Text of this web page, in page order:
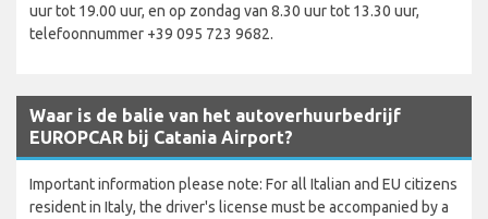
uur tot 19.00 uur, en op zondag van 8.30 uur tot 13.30 uur,
telefoonnummer +39 095 723 9682.
Waar is de balie van het autoverhuurbedrijf
EUROPCAR bij Catania Airport?
Important information please note: For all Italian and EU citizens
resident in Italy, the driver's license must be accompanied by a